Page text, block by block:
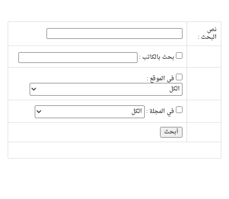
نص
البحث :
بحث بالكاتب :
فى الموقع :
في المجلة :